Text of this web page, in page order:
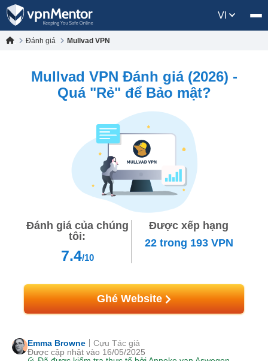
VI
Đánh giá Mullvad VPN
Mullvad VPN Đánh giá (2026) -
Quá "Rẻ" để Bảo mật?
Đánh giá của chúng
tôi:
7.4/10
Được xếp hạng
22 trong 193VPN
Ghé Website
Emma Browne
Được cập nhật vào 16/05/2025
Cựu Tác giả